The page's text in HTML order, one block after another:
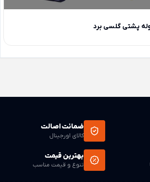
پشتی گلسی برد
ضمانت اصالت
کالای اورجینال
بهترین قیمت
تنوع و قیمت مناسب